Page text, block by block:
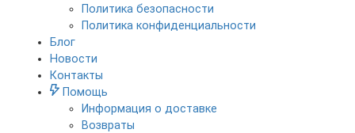
Политика безопасности
Политика конфиденциальности
Блог
Новости
Контакты
Помощь
Информация о доставке
Возвраты